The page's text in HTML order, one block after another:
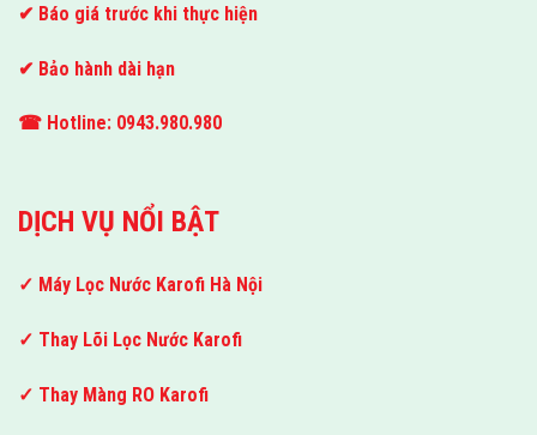
✔ Báo giá trước khi thực hiện
✔ Bảo hành dài hạn
☎ Hotline: 0943.980.980
DỊCH VỤ NỔI BẬT
✓ Máy Lọc Nước Karofi Hà Nội
✓ Thay Lõi Lọc Nước Karofi
✓ Thay Màng RO Karofi